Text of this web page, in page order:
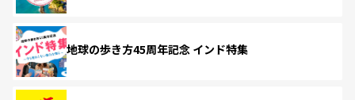
地球の歩き方45周年記念 インド特集